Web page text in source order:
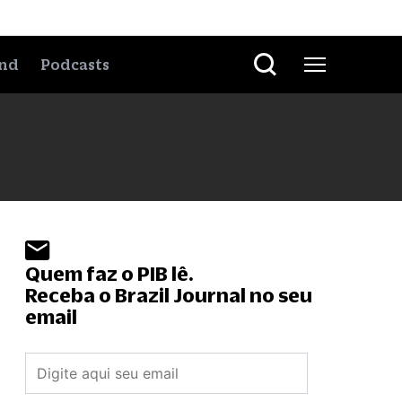
Podcasts
Quem faz o PIB lê.
Receba o Brazil Journal no seu
email